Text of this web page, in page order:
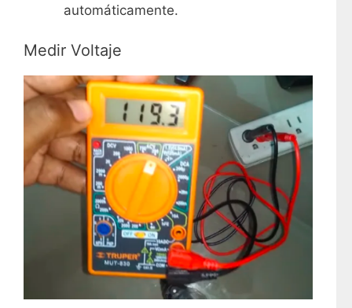
automáticamente.
Medir Voltaje